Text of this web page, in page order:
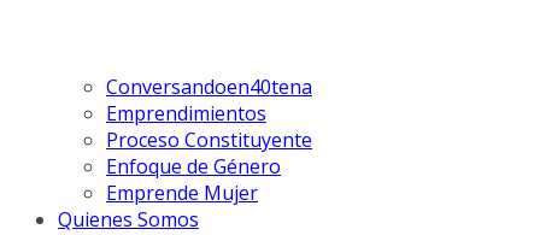
Conversandoen40tena
Emprendimientos
Proceso Constituyente
Enfoque de Género
Emprende Mujer
Quienes Somos